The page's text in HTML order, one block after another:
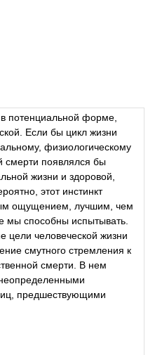
потенциальной форме,
Если бы цикл жизни
физиологическому
смерти появлялся бы
жизни и здоровой,
этот инстинкт
ощущением, лучшим, чем
мы способны испытывать.
цели человеческой жизни
смутного стремления к
смерти. В нем
предшествующими